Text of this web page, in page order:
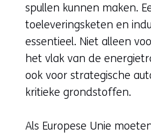
spullen kunnen maken.
toeleveringsketen en
essentieel. Niet alleen
het vlak van de
ook voor strategische
kritieke grondstoffen.
Als Europese Unie